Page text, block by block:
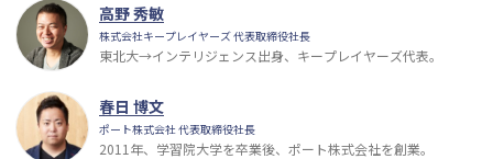
高野 秀敏
株式会社キープレイヤーズ 代表取締役社長
東北大→インテリジェンス出身、キープレイヤーズ代表。
春日 博文
ポート株式会社 代表取締役社長
2011年、学習院大学を卒業後、ポート株式会社を創業。